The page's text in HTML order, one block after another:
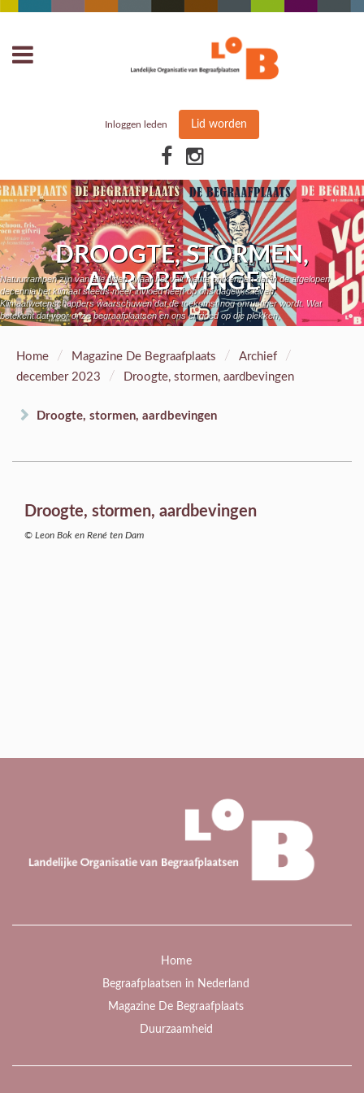
Inloggen leden Lid worden
DROOGTE, STORMEN,
AARDBEVINGEN
Natuurrampen zijn van alle tijden. Maar het valt niet te ontkennen dat in de afgelopen
decennia het klimaat steeds meer invloed heeft op ons dagelijks leven.
Klimaatwetenschappers waarschuwen dat de toekomst nog onrustiger wordt. Wat
betekent dat voor onze begraafplaatsen en ons erfgoed op die plekken,
Home / Magazine De Begraafplaats / Archief /
december 2023 / Droogte, stormen, aardbevingen
Droogte, stormen, aardbevingen
Droogte, stormen, aardbevingen
© Leon Bok en René ten Dam
Home
Begraafplaatsen in Nederland
Magazine De Begraafplaats
Duurzaamheid